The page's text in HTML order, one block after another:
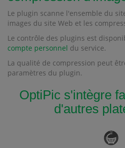
Le plugin scanne l'ensemble du
images du site Web et les
Le contrôle des plugins est
compte personnel du service.
La qualité de compression peut
paramètres du plugin.
OptiPic s'intègre
d'autres